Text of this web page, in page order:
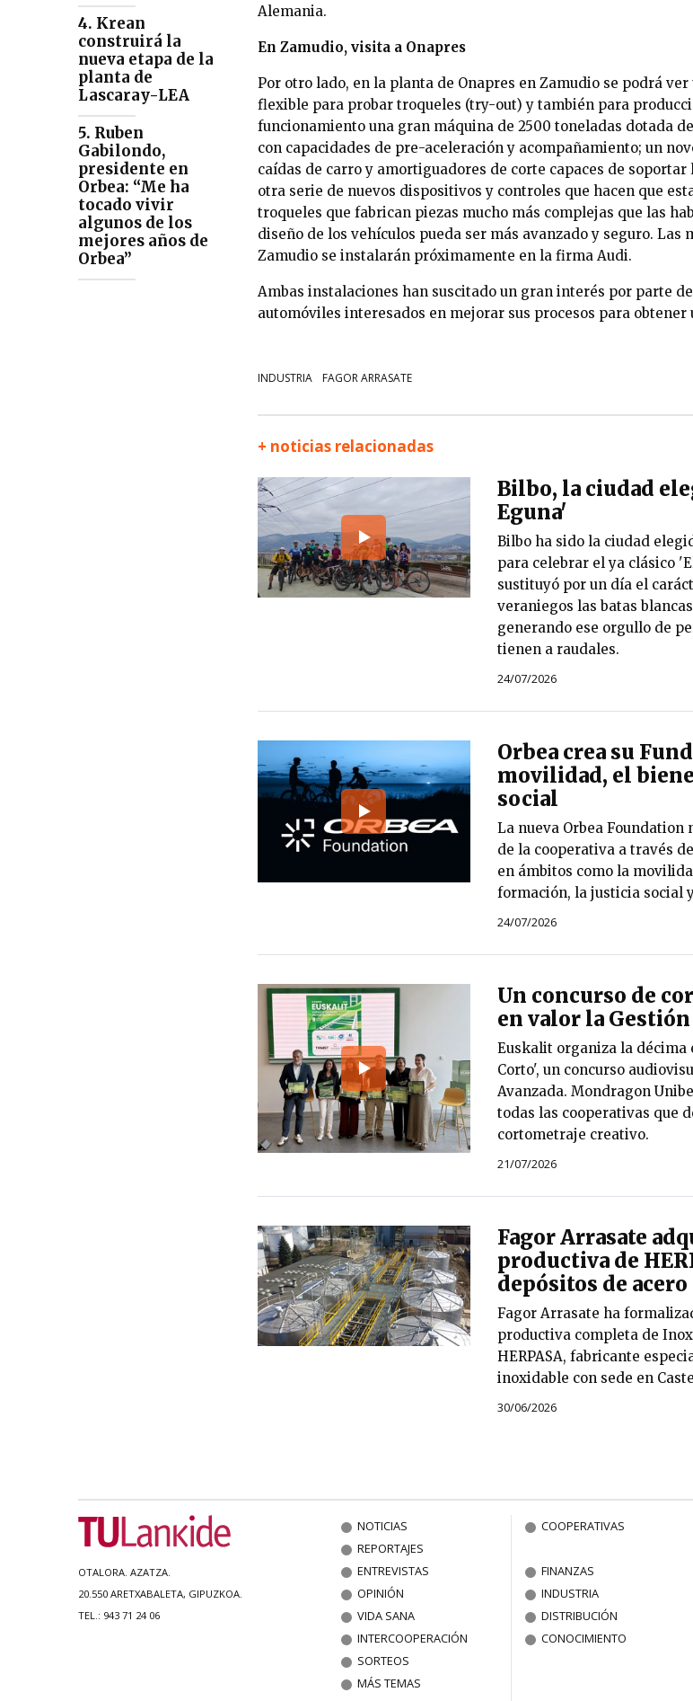
4. Krean
construirá la
nueva etapa de la
planta de
Lascaray-LEA
5. Ruben
Gabilondo,
presidente en
Orbea: “Me ha
tocado vivir
algunos de los
mejores años de
Orbea”
Alemania.
En Zamudio, visita a Onapres
Por otro lado, en la planta de Onapres en Zamudio se podrá
flexible para probar troqueles (try-out) y también para
funcionamiento una gran máquina de 2500 toneladas dotada
con capacidades de pre-aceleración y acompañamiento; un
caídas de carro y amortiguadores de corte capaces de
otra serie de nuevos dispositivos y controles que hacen que
troqueles que fabrican piezas mucho más complejas que las
diseño de los vehículos pueda ser más avanzado y seguro. Las
Zamudio se instalarán próximamente en la firma Audi.
Ambas instalaciones han suscitado un gran interés por parte
automóviles interesados en mejorar sus procesos para
INDUSTRIA FAGOR ARRASATE
+ noticias relacionadas
Bilbo, la ciudad
Eguna'
Bilbo ha sido la ciudad
para celebrar el ya clásico
sustituyó por un día el
veraniegos las batas
generando ese orgullo de
tienen a raudales.
24/07/2026
Orbea crea su
movilidad, el
social
La nueva Orbea
de la cooperativa a través
en ámbitos como la
formación, la justicia social
24/07/2026
Un concurso de
en valor la Gestión
Euskalit organiza la décima
Corto', un concurso
Avanzada. Mondragon
todas las cooperativas que
cortometraje creativo.
21/07/2026
Fagor Arrasate
productiva de
depósitos de
Fagor Arrasate ha
productiva completa de
HERPASA, fabricante
inoxidable con sede en
30/06/2026
OTALORA. AZATZA.
20.550 ARETXABALETA, GIPUZKOA.
TEL.: 943 71 24 06
NOTICIAS
REPORTAJES
ENTREVISTAS
OPINIÓN
VIDA SANA
INTERCOOPERACIÓN
SORTEOS
MÁS TEMAS
COOPERATIVAS
FINANZAS
INDUSTRIA
DISTRIBUCIÓN
CONOCIMIENTO